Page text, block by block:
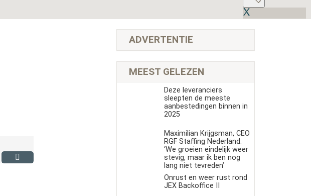
ADVERTENTIE
MEEST GELEZEN
Deze leveranciers
sleepten de meeste
aanbestedingen binnen in
2025
Maximilian Krijgsman, CEO
RGF Staffing Nederland:
‘We groeien eindelijk weer
stevig, maar ik ben nog
lang niet tevreden’
Onrust en weer rust rond
JEX Backoffice II